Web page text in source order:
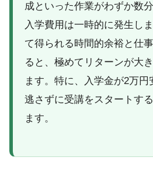
成といった作業がわずか数
入学費用は一時的に発生し
て得られる時間的余裕と仕
ると、極めてリターンが大
ます。特に、入学金が2万
逃さずに受講をスタートす
ます。